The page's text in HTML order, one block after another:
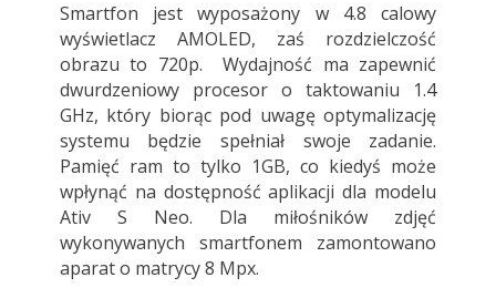
Smartfon jest wyposażony w 4.8 calowy
wyświetlacz AMOLED, zaś rozdzielczość
obrazu to 720p. Wydajność ma zapewnić
dwurdzeniowy procesor o taktowaniu 1.4
GHz, który biorąc pod uwagę optymalizację
systemu będzie spełniał swoje zadanie.
Pamięć ram to tylko 1GB, co kiedyś może
wpłynąć na dostępność aplikacji dla modelu
Ativ S Neo. Dla miłośników zdjęć
wykonywanych smartfonem zamontowano
aparat o matrycy 8 Mpx.